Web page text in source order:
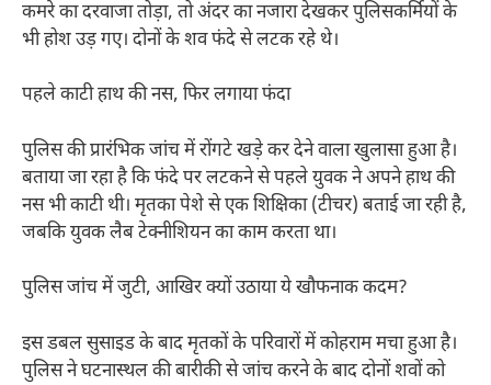
कमरे का दरवाजा तोड़ा, तो अंदर का नजारा देखकर पुलिसकर्मियों के
भी होश उड़ गए। दोनों के शव फंदे से लटक रहे थे।
पहले काटी हाथ की नस, फिर लगाया फंदा
पुलिस की प्रारंभिक जांच में रोंगटे खड़े कर देने वाला खुलासा हुआ है।
बताया जा रहा है कि फंदे पर लटकने से पहले युवक ने अपने हाथ की
नस भी काटी थी। मृतका पेशे से एक शिक्षिका (टीचर) बताई जा रही है,
जबकि युवक लैब टेक्नीशियन का काम करता था।
पुलिस जांच में जुटी, आखिर क्यों उठाया ये खौफनाक कदम?
इस डबल सुसाइड के बाद मृतकों के परिवारों में कोहराम मचा हुआ है।
पुलिस ने घटनास्थल की बारीकी से जांच करने के बाद दोनों शवों को